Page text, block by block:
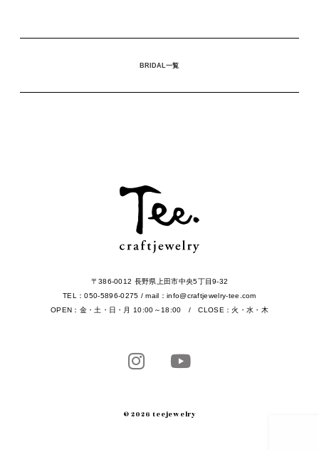
BRIDAL一覧
〒386-0012 長野県上田市中央5丁目9-32
TEL：050-5896-0275 / mail：info@craftjewelry-tee.com
OPEN：金・土・日・月 10:00～18:00 / CLOSE：火・水・木
© 2026 teejewelry